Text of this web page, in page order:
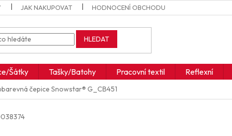
JAK NAKUPOVAT HODNOCENÍ OBCHODU
HLEDAT
Šátky Tašky/Batohy Pracovní textil Reflexní
čepice Snowstar® G_CB451